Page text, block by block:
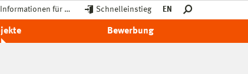
Informationen für … Schnelleinstieg EN
Bewerbung